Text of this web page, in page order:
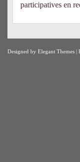
participatives en
Designed by Elegant Themes |